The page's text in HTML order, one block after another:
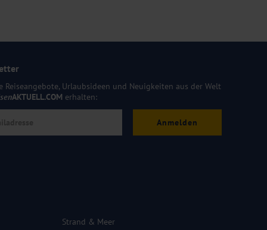
Reiseangebote, Urlaubsideen und Neuigkeiten aus der Welt
AKTUELL.COM erhalten:
Anmelden
Strand & Meer